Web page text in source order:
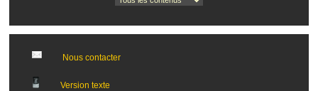
Nous contacter
Version texte